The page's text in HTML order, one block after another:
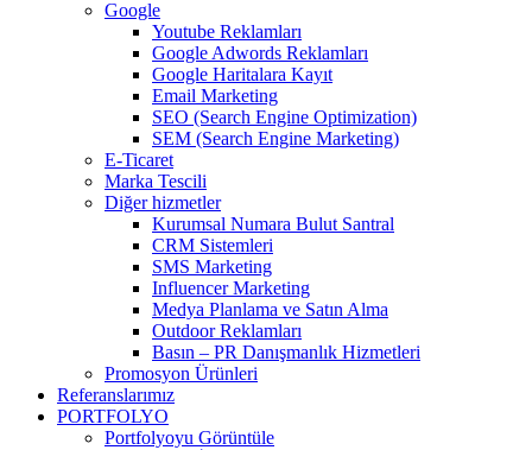
Google
Youtube Reklamları
Google Adwords Reklamları
Google Haritalara Kayıt
Email Marketing
SEO (Search Engine Optimization)
SEM (Search Engine Marketing)
E-Ticaret
Marka Tescili
Diğer hizmetler
Kurumsal Numara Bulut Santral
CRM Sistemleri
SMS Marketing
Influencer Marketing
Medya Planlama ve Satın Alma
Outdoor Reklamları
Basın – PR Danışmanlık Hizmetleri
Promosyon Ürünleri
Referanslarımız
PORTFOLYO
Portfolyoyu Görüntüle